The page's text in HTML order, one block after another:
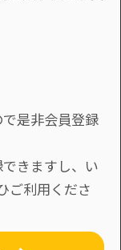
是非会員登録
きますし、い
ご利用くださ